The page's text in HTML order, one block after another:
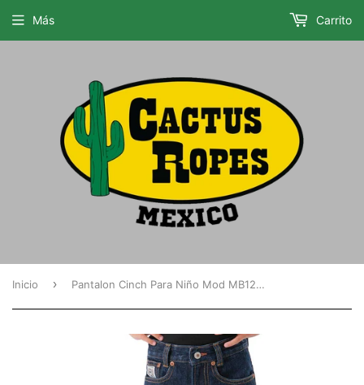
Más Carrito
Inicio › Pantalon Cinch Para Niño Mod MB12841002